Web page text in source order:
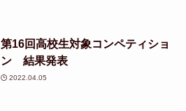
第16回高校生対象コンペティショ
ン 結果発表
2022.04.05